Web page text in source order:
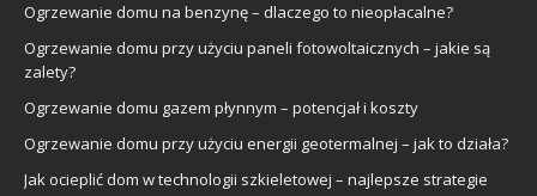
Ogrzewanie domu na benzynę – dlaczego to nieopłacalne?
Ogrzewanie domu przy użyciu paneli fotowoltaicznych – jakie są
zalety?
Ogrzewanie domu gazem płynnym – potencjał i koszty
Ogrzewanie domu przy użyciu energii geotermalnej – jak to działa?
Jak ocieplić dom w technologii szkieletowej – najlepsze strategie